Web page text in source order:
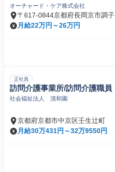
オーチャード・ケア株式会社
〒617-0844京都府長岡京市調子
月給22万円～26万円
正社員
訪問介護事業所/訪問介護職員
社会福祉法人 清和園
京都府京都市中京区壬生辻町
月給30万431円～32万9550円